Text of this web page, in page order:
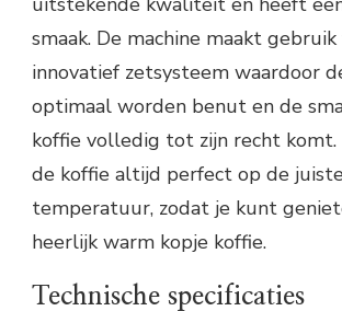
smaak. De machine maakt gebruik
innovatief zetsysteem waardoor
optimaal worden benut en de
koffie volledig tot zijn recht komt.
de koffie altijd perfect op de
temperatuur, zodat je kunt
heerlijk warm kopje koffie.
Technische specificaties